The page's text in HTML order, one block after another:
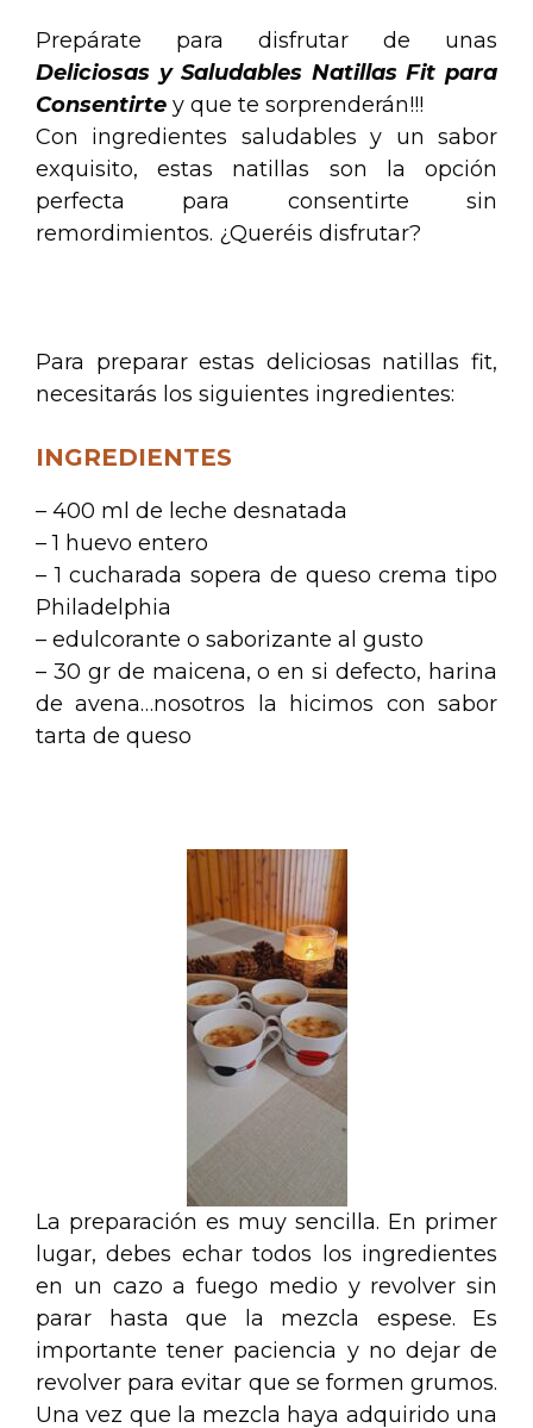
Prepárate para disfrutar de unas
Deliciosas y Saludables Natillas Fit para
Consentirte y que te sorprenderán!!!
Con ingredientes saludables y un sabor
exquisito, estas natillas son la opción
perfecta para consentirte sin
remordimientos. ¿Queréis disfrutar?
Para preparar estas deliciosas natillas fit,
necesitarás los siguientes ingredientes:
INGREDIENTES
– 400 ml de leche desnatada
– 1 huevo entero
– 1 cucharada sopera de queso crema tipo
Philadelphia
– edulcorante o saborizante al gusto
– 30 gr de maicena, o en si defecto, harina
de avena…nosotros la hicimos con sabor
tarta de queso
La preparación es muy sencilla. En primer
lugar, debes echar todos los ingredientes
en un cazo a fuego medio y revolver sin
parar hasta que la mezcla espese. Es
importante tener paciencia y no dejar de
revolver para evitar que se formen grumos.
Una vez que la mezcla haya adquirido una